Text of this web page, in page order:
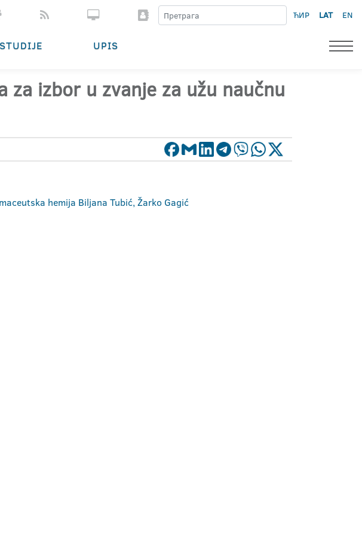
ЋИР LAT EN
STUDIJE UPIS
izbor u zvanje za užu naučnu
hemija Biljana Tubić, Žarko Gagić